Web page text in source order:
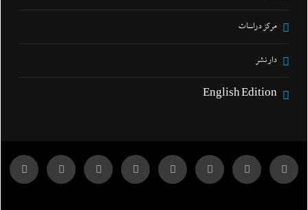
مركز دراسات
دار نشر
English Edition